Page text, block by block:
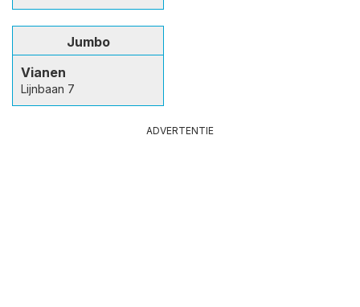
Jumbo
Vianen
Lijnbaan 7
ADVERTENTIE